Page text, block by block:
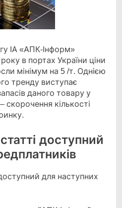
ІА «АПК-Інформ»
в портах України ціни
мінімум на 5 /т. Однією
тренду виступає
даного товару у
скорочення кількості
доступний
для наступних